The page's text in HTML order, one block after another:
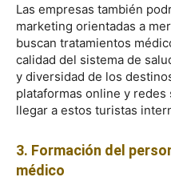
Las empresas también
marketing orientadas a
buscan tratamientos
calidad del sistema de
y diversidad de los
plataformas online y
llegar a estos turistas
3. Formación del
médico